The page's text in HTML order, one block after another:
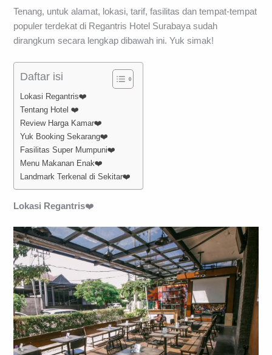
Tenang, untuk alamat, lokasi, tarif, fasilitas dan tempat-tempat
populer terdekat di Regantris Hotel Surabaya sudah
dirangkum secara lengkap dibawah ini. Yuk simak!
Daftar isi
Lokasi Regantris❤️
Tentang Hotel ❤️
Review Harga Kamar❤️
Yuk Booking Sekarang❤️
Fasilitas Super Mumpuni❤️
Menu Makanan Enak❤️
Landmark Terkenal di Sekitar❤️
Lokasi Regantris❤️